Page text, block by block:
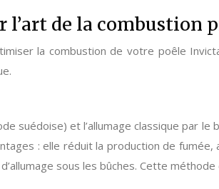
de la combustion
la combustion de votre poêle
suédoise) et l’allumage classique par
: elle réduit la production de
sous les bûches. Cette